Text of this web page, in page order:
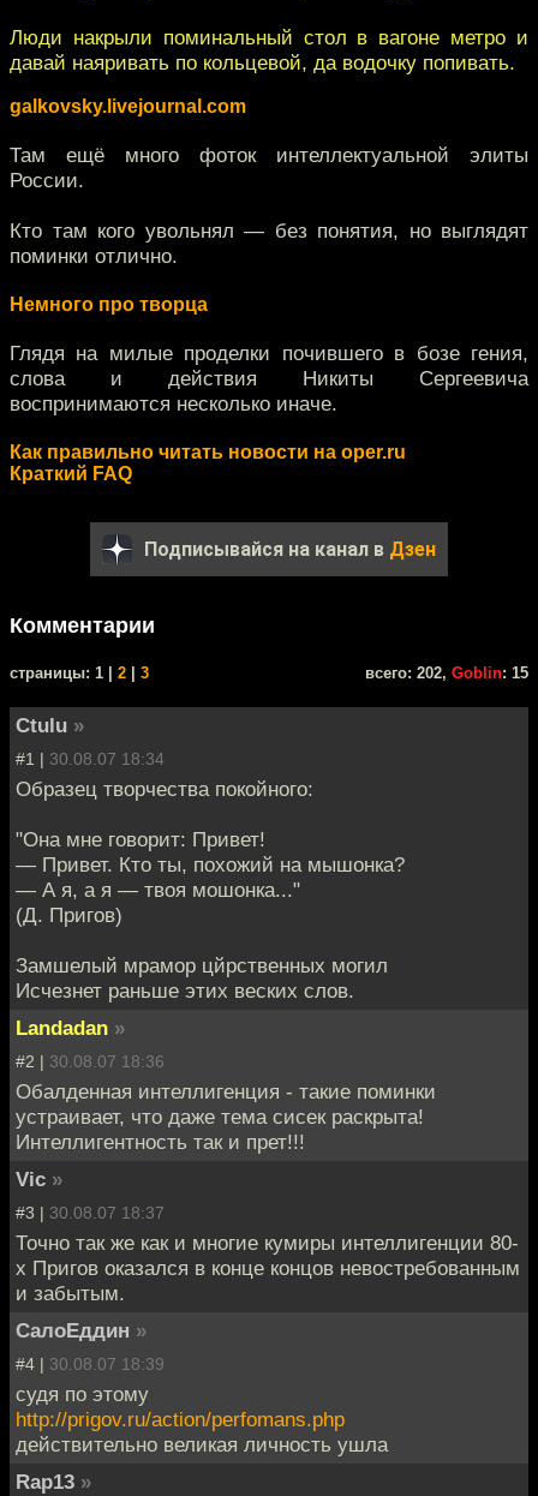
Люди накрыли поминальный стол в вагоне метро и
давай наяривать по кольцевой, да водочку попивать.
galkovsky.livejournal.com
Там ещё много фоток интеллектуальной элиты
России.
Кто там кого увольнял — без понятия, но выглядят
поминки отлично.
Немного про творца
Глядя на милые проделки почившего в бозе гения,
слова и действия Никиты Сергеевича
воспринимаются несколько иначе.
Как правильно читать новости на oper.ru
Краткий FAQ
Подписывайся на канал в Дзен
Комментарии
cтраницы: 1 | 2 3 всего: 202, Goblin: 15
Ctulu »
#1 | 30.08.07 18:34
Образец творчества покойного:
"Она мне говорит: Привет!
— Привет. Кто ты, похожий на мышонка?
— А я, а я — твоя мошонка..."
(Д. Пригов)
Замшелый мрамор цйрственных могил
Исчезнет раньше этих веских слов.
Landadan »
#2 | 30.08.07 18:36
Обалденная интеллигенция - такие поминки
устраивает, что даже тема сисек раскрыта!
Интеллигентность так и прет!!!
Vic »
#3 | 30.08.07 18:37
Точно так же как и многие кумиры интеллигенции 80-
х Пригов оказался в конце концов невостребованным
и забытым.
СалоЕддин »
#4 | 30.08.07 18:39
судя по этому
http://prigov.ru/action/perfomans.php
действительно великая личность ушла
Rap13 »